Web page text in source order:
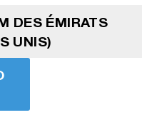
DES ÉMIRATS
UNIS)